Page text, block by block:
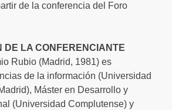
de la conferencia del Foro
DE LA CONFERENCIANTE
Rubio (Madrid, 1981) es
de la información (Universidad
Máster en Desarrollo y
(Universidad Complutense) y